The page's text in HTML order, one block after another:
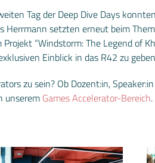
Tag der Deep Dive Days
Herrmann setzten erneut beim
“Windstorm: The Legend of
Einblick in das R42 zu
zu sein? Ob Dozent:in,
unserem Games Accelerator-Bereich.